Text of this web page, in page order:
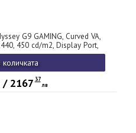
G9 GAMING, Curved VA,
450 cd/m2, Display Port,
+ Logitech G102 Mouse,
Buttons, Black
/ 2167 37
лв